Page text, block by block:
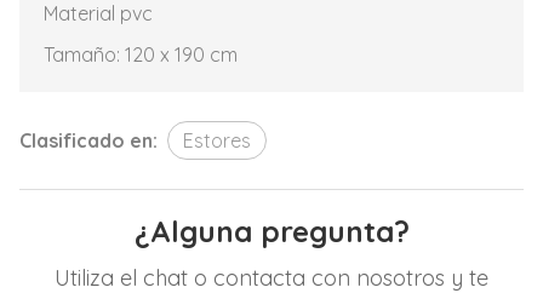
Material pvc
Tamaño: 120 x 190 cm
Clasificado en: Estores
¿Alguna pregunta?
Utiliza el chat o contacta con nosotros y te